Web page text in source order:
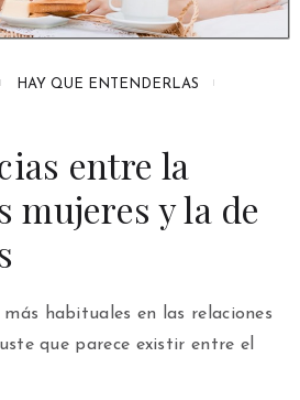
HAY QUE ENTENDERLAS
entre la
mujeres y la de
habituales en las relaciones
que parece existir entre el